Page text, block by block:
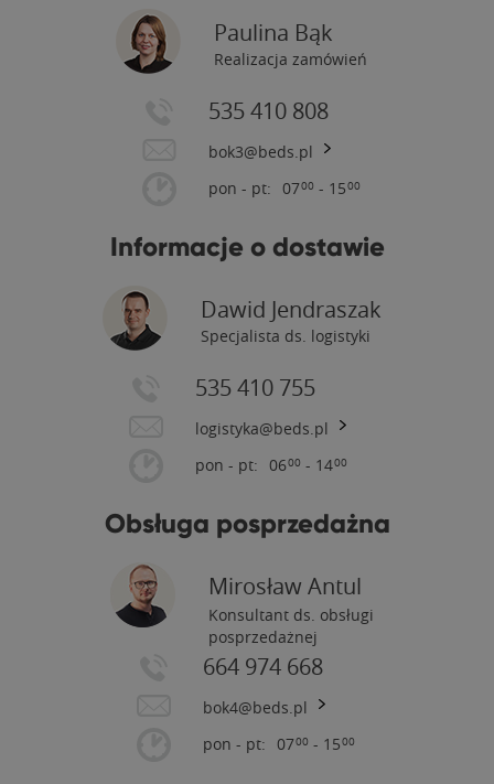
Paulina Bąk
Realizacja zamówień
535 410 808
bok3@beds.pl
pon - pt: 0700 - 1500
Informacje o dostawie
Dawid Jendraszak
Specjalista ds. logistyki
535 410 755
logistyka@beds.pl
pon - pt: 0600 - 1400
Obsługa posprzedażna
Mirosław Antul
Konsultant ds. obsługi
posprzedażnej
664 974 668
bok4@beds.pl
pon - pt: 0700 - 1500